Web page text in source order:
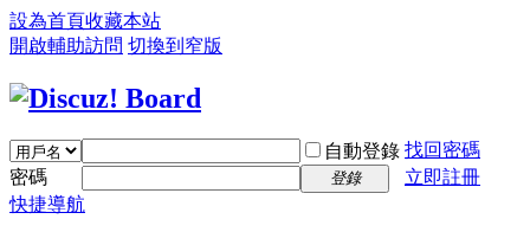
設為首頁收藏本站
開啟輔助訪問 切換到窄版
自動登錄 找回密碼
密碼
登錄
立即註冊
快捷導航